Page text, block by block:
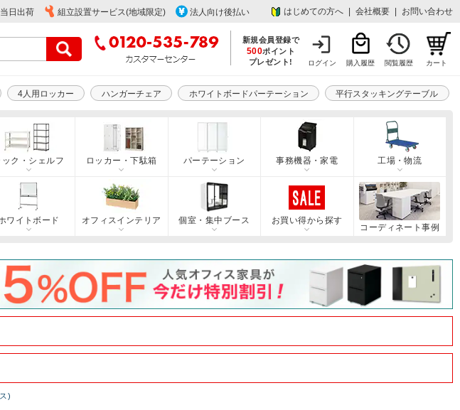
日出荷 組立設置サービス(地域限定) 法人向け後払い はじめての方へ 会社概要 お問い合わせ
新規会員登録で
500ポイント
プレゼント!
ログイン 購入履歴 閲覧履歴 カート
4人用ロッカー ハンガーチェア ホワイトボードパーテーション 平行スタッキングテーブル
ック・シェルフ ロッカー・下駄箱 パーテーション 事務機器・家電 工場・物流
ワイトボード オフィスインテリア 個室・集中ブース
お買い得から探す
コーディネート事例
)